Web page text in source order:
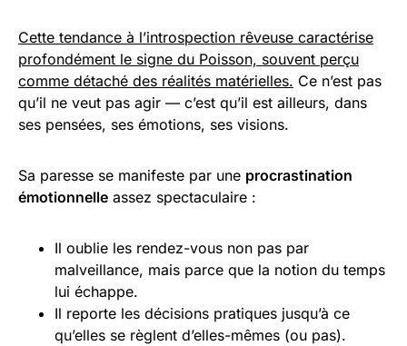
Cette tendance à l’introspection rêveuse caractérise
profondément le signe du Poisson, souvent perçu
comme détaché des réalités matérielles. Ce n’est pas
qu’il ne veut pas agir — c’est qu’il est ailleurs, dans
ses pensées, ses émotions, ses visions.
Sa paresse se manifeste par une procrastination
émotionnelle assez spectaculaire :
Il oublie les rendez-vous non pas par
malveillance, mais parce que la notion du temps
lui échappe.
Il reporte les décisions pratiques jusqu’à ce
qu’elles se règlent d’elles-mêmes (ou pas).